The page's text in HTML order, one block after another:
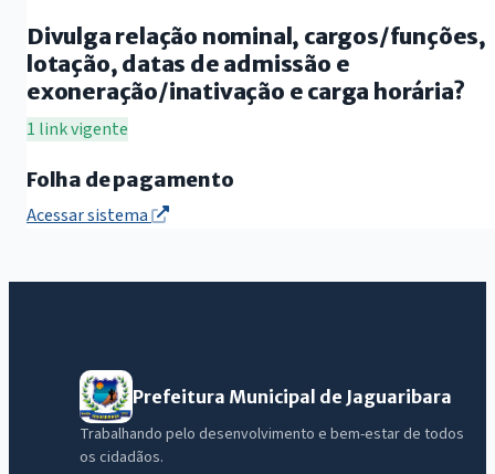
Divulga relação nominal, cargos/funções,
lotação, datas de admissão e
exoneração/inativação e carga horária?
1 link vigente
Folha de pagamento
Acessar sistema
Prefeitura Municipal de Jaguaribara
Trabalhando pelo desenvolvimento e bem-estar de todos
os cidadãos.